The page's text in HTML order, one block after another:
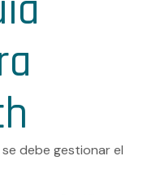
debe gestionar el